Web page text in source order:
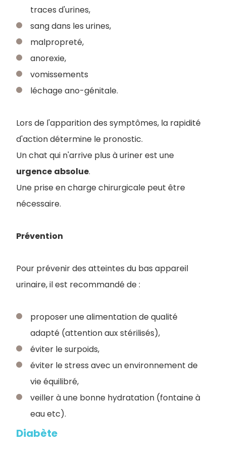
traces d'urines,
sang dans les urines,
malpropreté,
anorexie,
vomissements
léchage ano-génitale.
Lors de l'apparition des symptômes, la rapidité
d'action détermine le pronostic.
Un chat qui n'arrive plus à uriner est une
urgence absolue.
Une prise en charge chirurgicale peut être
nécessaire.
Prévention
Pour prévenir des atteintes du bas appareil
urinaire, il est recommandé de :
proposer une alimentation de qualité
adapté (attention aux stérilisés),
éviter le surpoids,
éviter le stress avec un environnement de
vie équilibré,
veiller à une bonne hydratation (fontaine à
eau etc).
Diabète